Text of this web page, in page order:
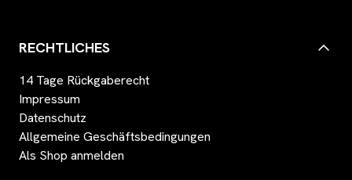
RECHTLICHES
14 Tage Rückgaberecht
Impressum
Datenschutz
Allgemeine Geschäftsbedingungen
Als Shop anmelden